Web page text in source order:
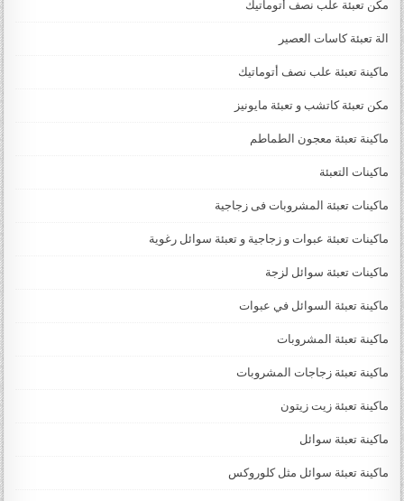
مكن تعبئة علب نصف أتوماتيك
الة تعبئة كاسات العصير
ماكينة تعبئة علب نصف أتوماتيك
مكن تعبئة كاتشب و تعبئة مايونيز
ماكينة تعبئة معجون الطماطم
ماكينات التعبئة
ماكينات تعبئة المشروبات فى زجاجية
ماكينات تعبئة عبوات و زجاجية و تعبئة سوائل رغوية
ماكينات تعبئة سوائل لزجة
‏‏‏ماكينة تعبئة السوائل في عبوات
ماكينة تعبئة المشروبات
ماكينة تعبئة زجاجات المشروبات
ماكينة تعبئة زيت زيتون
ماكينة تعبئة سوائل
ماكينة تعبئة سوائل مثل كلوروكس